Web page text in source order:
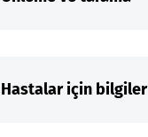
Hastalar için bilgiler